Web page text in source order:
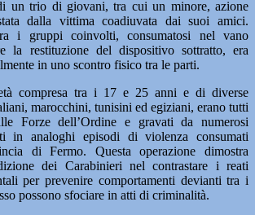
un trio di giovani, tra cui un minore, azione
dalla vittima coadiuvata dai suoi amici.
i gruppi coinvolti, consumatosi nel vano
la restituzione del dispositivo sottratto, era
in uno scontro fisico tra le parti.
compresa tra i 17 e 25 anni e di diverse
marocchini, tunisini ed egiziani, erano tutti
Forze dell’Ordine e gravati da numerosi
in analoghi episodi di violenza consumati
di Fermo. Questa operazione dimostra
dei Carabinieri nel contrastare i reati
per prevenire comportamenti devianti tra i
possono sfociare in atti di criminalità.